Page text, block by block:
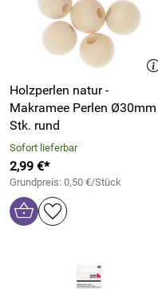
Holzperlen natur -
Makramee Perlen Ø30mm 6
Stk. rund
Sofort lieferbar
2,99 €*
Grundpreis: 0,50 €/Stück